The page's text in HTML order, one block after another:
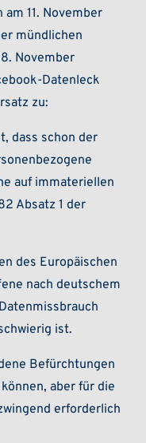
11. November
mündlichen
November
Datenleck
zu:
dass schon der
auf immateriellen
Absatz 1 der
des Europäischen
nach deutschem
ist.
Befürchtungen
aber für die
erforderlich